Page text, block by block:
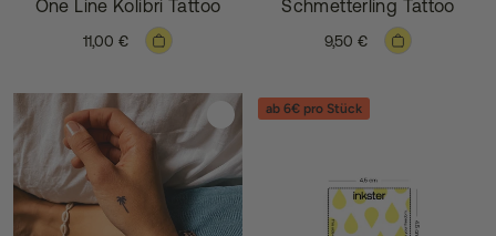
One Line Kolibri Tattoo
11,00 €
Schmetterling Tattoo
9,50 €
ab 6€ pro Stück